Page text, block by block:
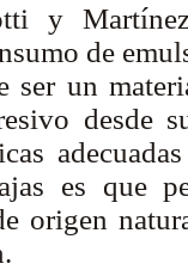
y
de
ser un
desde
es que
origen